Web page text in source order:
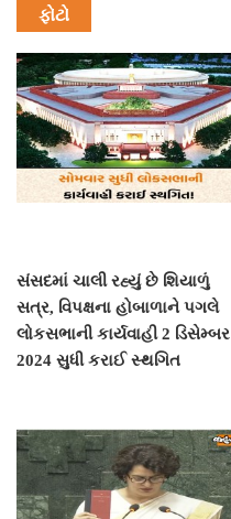
ફોટો
સંસદમાં ચાલી રહ્યું છે શિયાળું
સત્ર, વિપક્ષના હોબાળાને પગલે
લોકસભાની કાર્યવાહી 2 ડિસેમ્બર
2024 સુધી કરાઈ સ્થગિત